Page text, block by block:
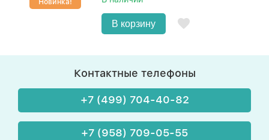
Новинка!
В корзину
Контактные телефоны
+7 (499) 704-40-82
+7 (958) 709-05-55